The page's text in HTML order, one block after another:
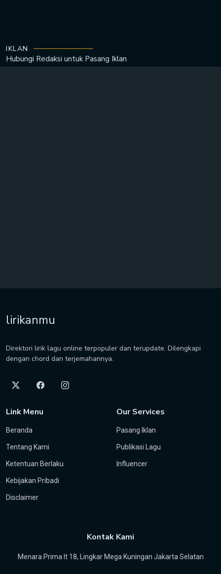
IKLAN
Hubungi Redaksi untuk Pasang Iklan
lirikanmu
Direktori lirik lagu online terpopuler dan terupdate. Dilengkapi
dengan chord dan terjemahannya.
Link Menu
Beranda
Tentang Kami
Ketentuan Berlaku
Kebijakan Pribadi
Disclaimer
Our Services
Pasang Iklan
Publikasi Lagu
Influencer
Kontak Kami
Menara Prima lt 18, Lingkar Mega Kuningan Jakarta Selatan